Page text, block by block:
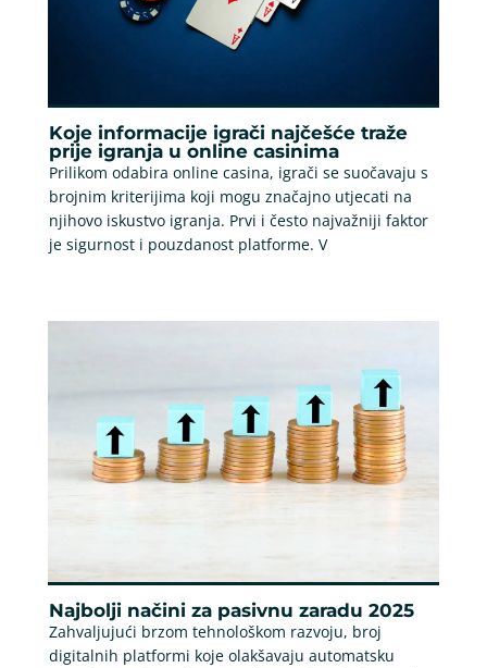
Koje informacije igrači najčešće traže
prije igranja u online casinima
Prilikom odabira online casina, igrači se suočavaju s
brojnim kriterijima koji mogu značajno utjecati na
njihovo iskustvo igranja. Prvi i često najvažniji faktor
je sigurnost i pouzdanost platforme. V
Najbolji načini za pasivnu zaradu 2025
Zahvaljujući brzom tehnološkom razvoju, broj
digitalnih platformi koje olakšavaju automatsku